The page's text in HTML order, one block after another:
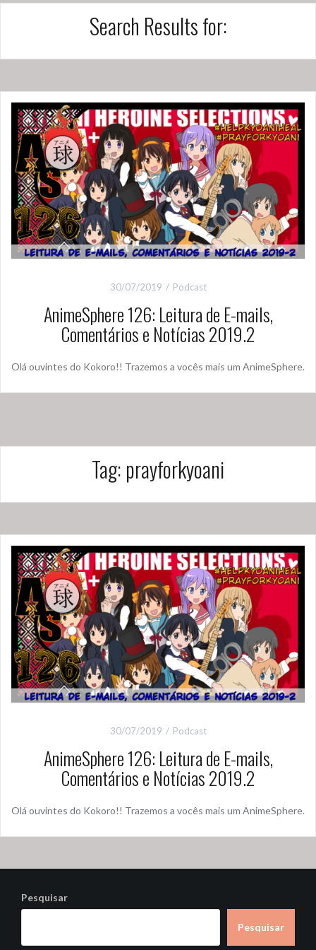
Search Results for:
30/07/2019 Podcast
AnimeSphere 126: Leitura de E-mails,
Comentários e Notícias 2019.2
Olá ouvintes do Kokoro!! Trazemos a vocês mais um AnimeSphere.
Tag: prayforkyoani
30/07/2019 Podcast
AnimeSphere 126: Leitura de E-mails,
Comentários e Notícias 2019.2
Olá ouvintes do Kokoro!! Trazemos a vocês mais um AnimeSphere.
Pesquisar
Pesquisar